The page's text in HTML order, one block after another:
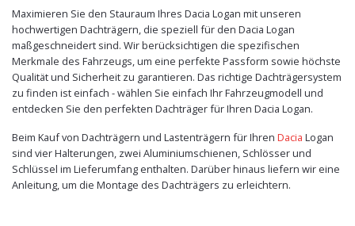
Maximieren Sie den Stauraum Ihres Dacia Logan mit unseren
hochwertigen Dachträgern, die speziell für den Dacia Logan
maßgeschneidert sind. Wir berücksichtigen die spezifischen
Merkmale des Fahrzeugs, um eine perfekte Passform sowie höchste
Qualität und Sicherheit zu garantieren. Das richtige Dachträgersystem
zu finden ist einfach - wählen Sie einfach Ihr Fahrzeugmodell und
entdecken Sie den perfekten Dachträger für Ihren Dacia Logan.
Beim Kauf von Dachträgern und Lastenträgern für Ihren Dacia Logan
sind vier Halterungen, zwei Aluminiumschienen, Schlösser und
Schlüssel im Lieferumfang enthalten. Darüber hinaus liefern wir eine
Anleitung, um die Montage des Dachträgers zu erleichtern.